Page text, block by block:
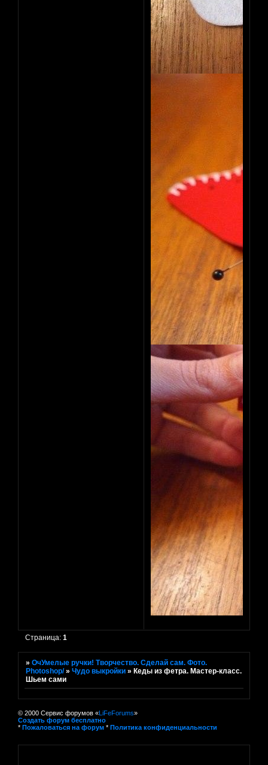
Страница:1
»ОчУмелые ручки! Творчество. Сделай сам. Фото.
Photoshop/ »Чудо выкройки »Кеды из фетра. Мастер-класс.
Шьем сами
© 2000 Сервис форумов «LiFeForums»
Создать форум бесплатно
* Пожаловаться на форум * Политика конфиденциальности